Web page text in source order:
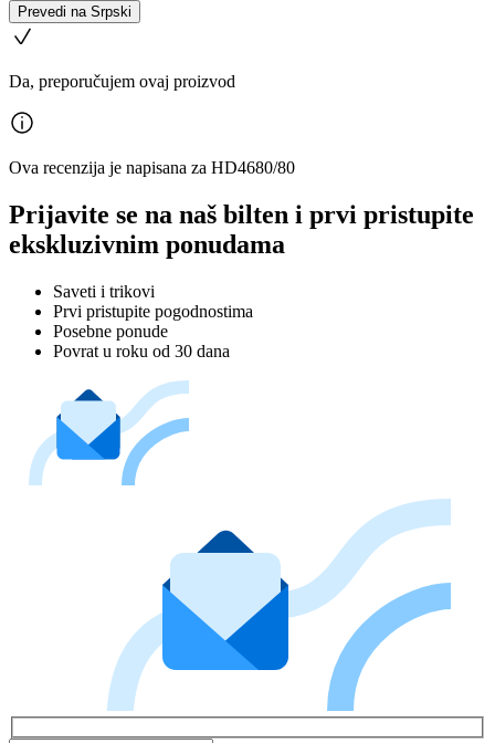
Prevedi na Srpski
Da, preporučujem ovaj proizvod
Ova recenzija je napisana za HD4680/80
Prijavite se na naš bilten i prvi pristupite
ekskluzivnim ponudama
Saveti i trikovi
Prvi pristupite pogodnostima
Posebne ponude
Povrat u roku od 30 dana